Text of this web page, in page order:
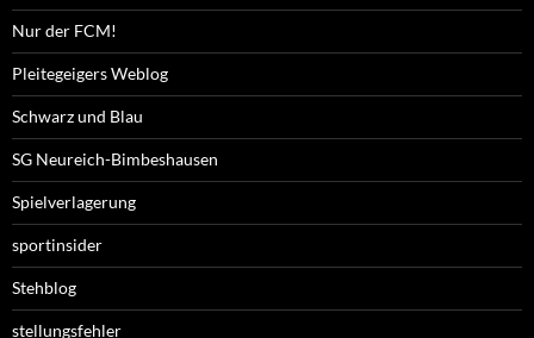
Nur der FCM!
Pleitegeigers Weblog
Schwarz und Blau
SG Neureich-Bimbeshausen
Spielverlagerung
sportinsider
Stehblog
stellungsfehler